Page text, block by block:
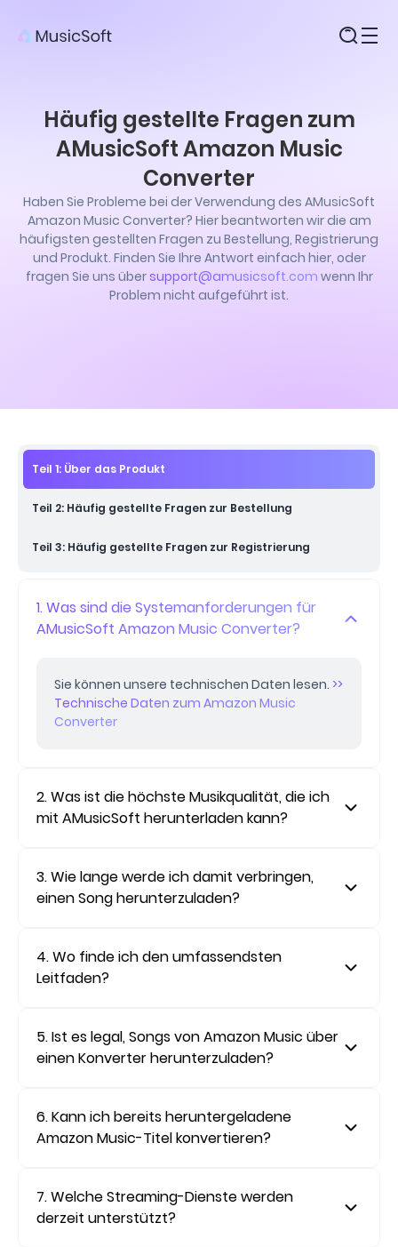
Häufig gestellte Fragen zum
AMusicSoft Amazon Music
Converter
Haben Sie Probleme bei der Verwendung des AMusicSoft
Amazon Music Converter? Hier beantworten wir die am
häufigsten gestellten Fragen zu Bestellung, Registrierung
und Produkt. Finden Sie Ihre Antwort einfach hier, oder
fragen Sie uns übersupport@amusicsoft.com wenn Ihr
Problem nicht aufgeführt ist.
Teil 1: Über das Produkt
Teil 2: Häufig gestellte Fragen zur Bestellung
Teil 3: Häufig gestellte Fragen zur Registrierung
1. Was sind die Systemanforderungen für
AMusicSoft Amazon Music Converter?
Sie können unsere technischen Daten lesen. >>
Technische Daten zum Amazon Music
Converter
2. Was ist die höchste Musikqualität, die ich
mit AMusicSoft herunterladen kann?
3. Wie lange werde ich damit verbringen,
einen Song herunterzuladen?
4. Wo finde ich den umfassendsten
Leitfaden?
5. Ist es legal, Songs von Amazon Music über
einen Konverter herunterzuladen?
6. Kann ich bereits heruntergeladene
Amazon Music-Titel konvertieren?
7. Welche Streaming-Dienste werden
derzeit unterstützt?